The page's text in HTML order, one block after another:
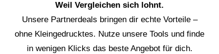
Weil Vergleichen sich lohnt.
Unsere Partnerdeals bringen dir echte Vorteile –
ohne Kleingedrucktes. Nutze unsere Tools und finde
in wenigen Klicks das beste Angebot für dich.